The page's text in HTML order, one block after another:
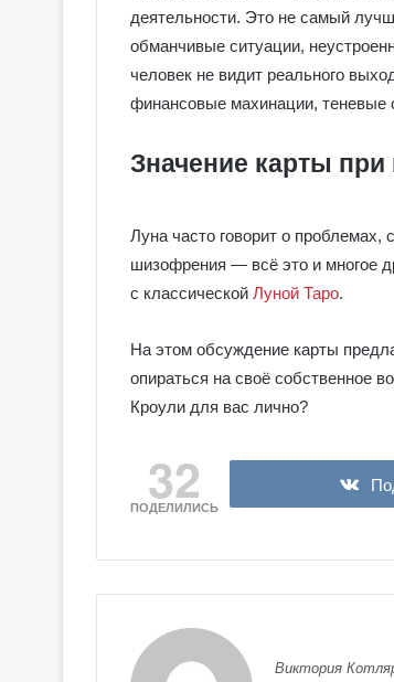
деятельности. Это не самый
обманчивые ситуации,
человек не видит реального
финансовые махинации, теневые
Значение карты при
Луна часто говорит о проблемах,
шизофрения — всё это и многое
с классической Луной Таро.
На этом обсуждение карты
опираться на своё собственное
Кроули для вас лично?
32
ПОДЕЛИЛИСЬ
Виктория